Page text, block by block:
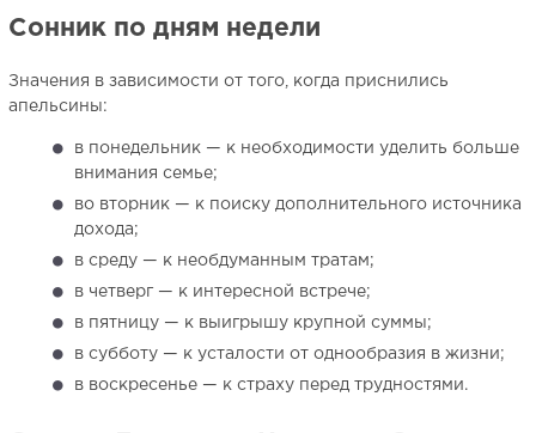
Сонник по дням недели
Значения в зависимости от того, когда приснились
апельсины:
в понедельник — к необходимости уделить больше
внимания семье;
во вторник — к поиску дополнительного источника
дохода;
в среду — к необдуманным тратам;
в четверг — к интересной встрече;
в пятницу — к выигрышу крупной суммы;
в субботу — к усталости от однообразия в жизни;
в воскресенье — к страху перед трудностями.